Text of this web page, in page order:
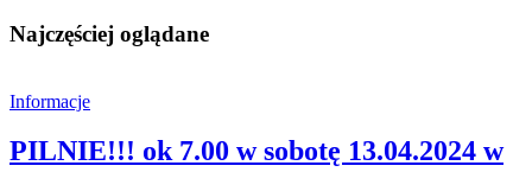
Najczęściej oglądane
Informacje
PILNIE!!! ok 7.00 w sobotę 13.04.2024 w